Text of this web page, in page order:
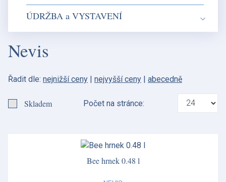
Nevis
Řadit dle: nejnižší ceny | nejvyšší ceny | abecedně
Skladem Počet na stránce:
Bee hrnek 0.48 l
ÚDRŽBA a VYSTAVENÍ